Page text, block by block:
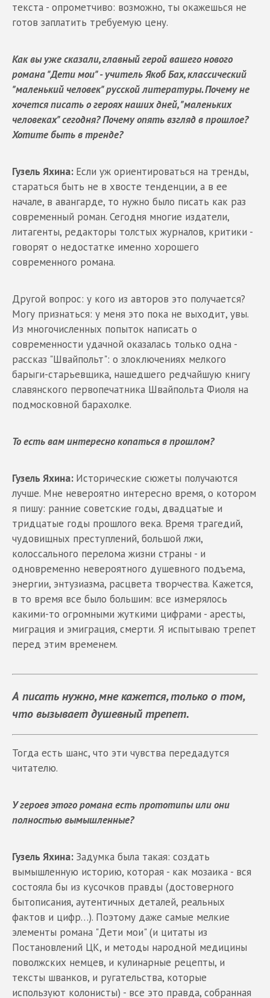
текста - опрометчиво: возможно, ты окажешься не
готов заплатить требуемую цену.
Как вы уже сказали, главный герой вашего нового
романа "Дети мои" - учитель Якоб Бах, классический
"маленький человек" русской литературы. Почему не
хочется писать о героях наших дней, "маленьких
человеках" сегодня? Почему опять взгляд в прошлое?
Хотите быть в тренде?
Гузель Яхина: Если уж ориентироваться на тренды,
стараться быть не в хвосте тенденции, а в ее
начале, в авангарде, то нужно было писать как раз
современный роман. Сегодня многие издатели,
литагенты, редакторы толстых журналов, критики -
говорят о недостатке именно хорошего
современного романа.
Другой вопрос: у кого из авторов это получается?
Могу признаться: у меня это пока не выходит, увы.
Из многочисленных попыток написать о
современности удачной оказалась только одна -
рассказ "Швайпольт": о злоключениях мелкого
барыги-старьевщика, нашедшего редчайшую книгу
славянского первопечатника Швайпольта Фиоля на
подмосковной барахолке.
То есть вам интересно копаться в прошлом?
Гузель Яхина: Исторические сюжеты получаются
лучше. Мне невероятно интересно время, о котором
я пишу: ранние советские годы, двадцатые и
тридцатые годы прошлого века. Время трагедий,
чудовищных преступлений, большой лжи,
колоссального перелома жизни страны - и
одновременно невероятного душевного подъема,
энергии, энтузиазма, расцвета творчества. Кажется,
в то время все было большим: все измерялось
какими-то огромными жуткими цифрами - аресты,
миграция и эмиграция, смерти. Я испытываю трепет
перед этим временем.
А писать нужно, мне кажется, только о том,
что вызывает душевный трепет.
Тогда есть шанс, что эти чувства передадутся
читателю.
У героев этого романа есть прототипы или они
полностью вымышленные?
Гузель Яхина: Задумка была такая: создать
вымышленную историю, которая - как мозаика - вся
состояла бы из кусочков правды (достоверного
бытописания, аутентичных деталей, реальных
фактов и цифр…). Поэтому даже самые мелкие
элементы романа "Дети мои" (и цитаты из
Постановлений ЦК, и методы народной медицины
поволжских немцев, и кулинарные рецепты, и
тексты шванков, и ругательства, которые
используют колонисты) - все это правда, собранная